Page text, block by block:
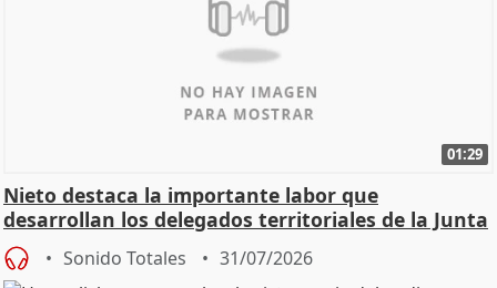
01:29
Nieto destaca la importante labor que
desarrollan los delegados territoriales de la Junta
Sonido Totales 31/07/2026